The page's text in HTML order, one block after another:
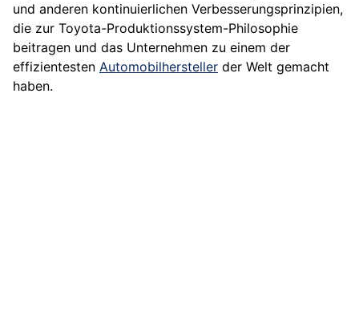
und anderen kontinuierlichen Verbesserungsprinzipien,
die zur Toyota-Produktionssystem-Philosophie
beitragen und das Unternehmen zu einem der
effizientesten Automobilhersteller der Welt gemacht
haben.